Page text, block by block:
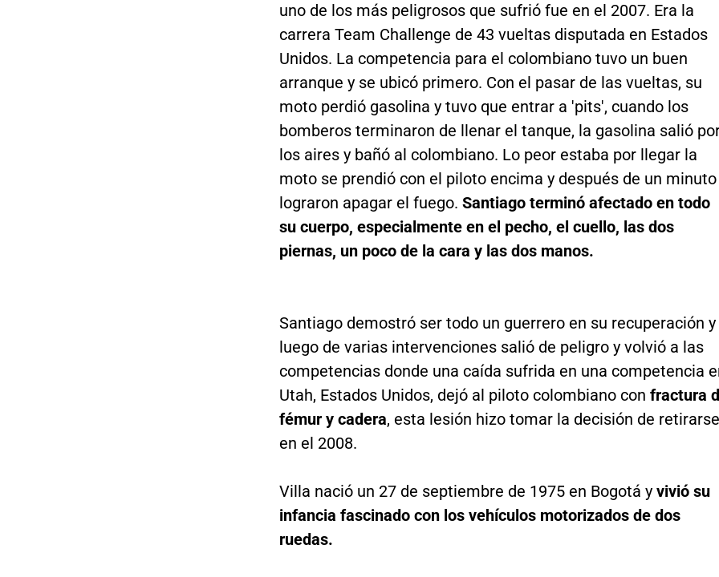
uno de los más peligrosos que sufrió fue en el 2007. Era la
carrera Team Challenge de 43 vueltas disputada en Estados
Unidos. La competencia para el colombiano tuvo un buen
arranque y se ubicó primero. Con el pasar de las vueltas, su
moto perdió gasolina y tuvo que entrar a 'pits', cuando los
bomberos terminaron de llenar el tanque, la gasolina salió
los aires y bañó al colombiano. Lo peor estaba por llegar la
moto se prendió con el piloto encima y después de un minuto
lograron apagar el fuego. Santiago terminó afectado en todo
su cuerpo, especialmente en el pecho, el cuello, las dos
piernas, un poco de la cara y las dos manos.
Santiago demostró ser todo un guerrero en su recuperación y
luego de varias intervenciones salió de peligro y volvió a las
competencias donde una caída sufrida en una competencia
Utah, Estados Unidos, dejó al piloto colombiano con fractura
fémur y cadera, esta lesión hizo tomar la decisión de retirarse
en el 2008.
Villa nació un 27 de septiembre de 1975 en Bogotá y vivió su
infancia fascinado con los vehículos motorizados de dos
ruedas.